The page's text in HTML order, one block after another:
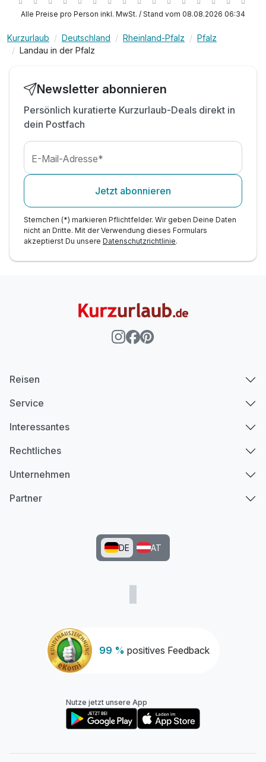
inkl. Late Check-out bis 15 Uhr auf Anfrage/ Verf.
inkl. WLAN
inkl. Nutzung des Saunabereichs
inkl. Nutzung Liegen im Innen- & Außenbereich
Alle Preise pro Person inkl. MwSt. / Stand vom 08.08.2026 06:34
Kurzurlaub Deutschland Rheinland-Pfalz
Pfalz
Landau in der Pfalz
Newsletter abonnieren
Persönlich kuratierte Kurzurlaub-Deals direkt in
dein Postfach
E-Mail-Adresse*
Jetzt abonnieren
Sternchen (*) markieren Pflichtfelder. Wir geben Deine Daten
nicht an Dritte. Mit der Verwendung dieses Formulars
akzeptierst Du unsere Datenschutzrichtlinie.
99 % positives Feedback
Reisen
Service
Interessantes
Rechtliches
Unternehmen
Partner
DE AT
Nutze jetzt unsere App